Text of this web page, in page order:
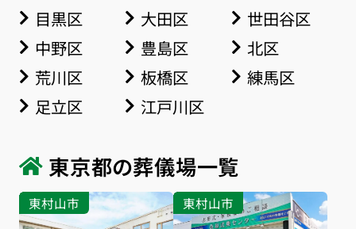
目黒区
大田区
世田谷区
中野区
豊島区
北区
荒川区
板橋区
練馬区
足立区
江戸川区
東京都の葬儀場一覧
東村山市 東村山市